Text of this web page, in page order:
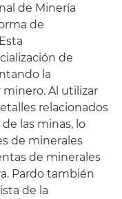
de Minería
de
de
la
Al utilizar
relacionados
las minas, lo
de minerales
de minerales
Pardo también
de la